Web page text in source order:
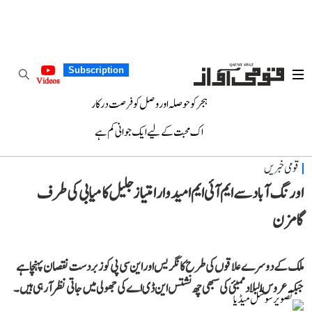
Subscription
Videos
ہجر کو حوصلہ اور وصل کو فرصت درکار
اک محبت کے لیے ایک جوانی کم ہے
قومی خبریں
اورنگ آباد سے ایم آئی ایم امیدوار امتیاز جلیل کامیابی کی طرف
گامزن
ملک کے دوسرے علاقوں کی طرح کانگریس اور این سی پی کو زبردست نقصان پہنچا ہے
جبکہ عروس البلاد ممبئی کی سبھی چھ نشتس این ڈی اے کی جھولی میں جاتی نظرآرہی ہیں۔